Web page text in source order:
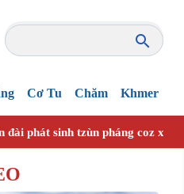
Cơ Tu Chăm Khmer
đài phát sinh tzùn pháng coz